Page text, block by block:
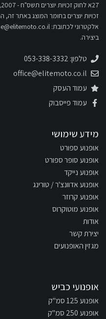
זכויות יוצרים בחומר המוצג באתר
אלקטרוני לכתובת:
ביצירה.
טלפון: 053-338-3332
office@elitemoto.co.il
עמוד העסק
עמוד פייסבוק
מידע שימושי
אופנוע ספורט
אופנוע סופר ספורט
אופנוע נייקד
אופנוע אדוונצ'ר / טורינג
אופנוע קרוזר
אופנוע מוטוקרוס
אודות
יצירת קשר
מגזין האופנועים
אופנועי כביש
אופנוע 125 סמ"ק
אופנוע 250 סמ"ק